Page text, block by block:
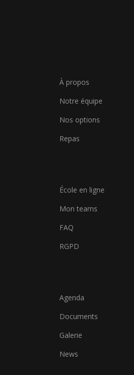
À propos
Notre équipe
Nos options
Repas
École en ligne
Mon teams
FAQ
RGPD
Agenda
Documents
Galerie
News